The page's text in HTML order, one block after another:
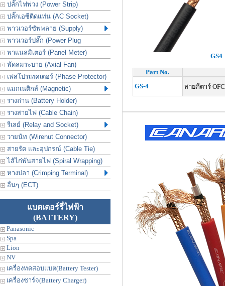
ปลั๊กไฟพ่วง (Power Strip)
ปลั๊กเอซีติดแท่น (AC Socket)
พาวเวอร์ซัพพลาย (Supply)
พาวเวอร์ปลั๊ก (Power Plug
พาแนลมิเตอร์ (Panel Meter)
พัดลมระบาย (Axial Fan)
เฟสโปรเทคเตอร์ (Phase Protector)
แมกเนติกส์ (Magnetic)
รางถ่าน (Battery Holder)
รางสายไฟ (Cable Chain)
รีเลย์ (Relay and Socket)
วายนัท (Wirenut Connector)
สายรัด และอุปกรณ์ (Cable Tie)
ไส้ไก่พันสายไฟ (Spiral Wrapping)
หางปลา (Crimping Terminal)
อื่นๆ (ECT)
แบตเตอร์รี่ไฟฟ้า
(BATTERY)
Panasonic
Spa
Lion
NV
เครื่องทดสอบแบต(Battery Tester)
เครื่องชาร์จ(Battery Charger)
GS4
Part No.
GS-4
สายกีตาร์